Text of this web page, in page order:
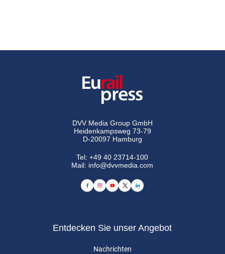
DVV Media Group GmbH
Heidenkampsweg 73-79
D-20097 Hamburg
Tel:+49 40 23714-100
Mail: info@dvvmedia.com
Entdecken Sie unser Angebot
Nachrichten